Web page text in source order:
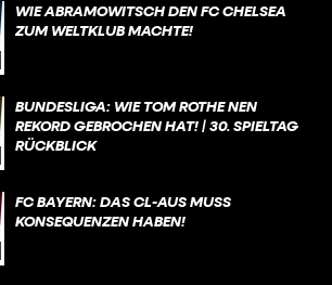
WIE ABRAMOWITSCH DEN FC CHELSEA
ZUM WELTKLUB MACHTE!
BUNDESLIGA: WIE TOM ROTHE NEN
REKORD GEBROCHEN HAT! | 30. SPIELTAG
RÜCKBLICK
FC BAYERN: DAS CL-AUS MUSS
KONSEQUENZEN HABEN!